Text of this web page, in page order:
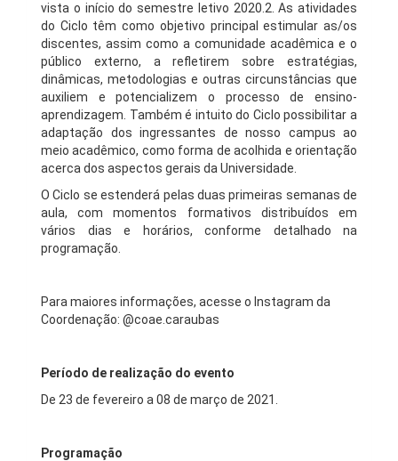
vista o início do semestre letivo 2020.2. As atividades
do Ciclo têm como objetivo principal estimular as/os
discentes, assim como a comunidade acadêmica e o
público externo, a refletirem sobre estratégias,
dinâmicas, metodologias e outras circunstâncias que
auxiliem e potencializem o processo de ensino-
aprendizagem. Também é intuito do Ciclo possibilitar a
adaptação dos ingressantes de nosso campus ao
meio acadêmico, como forma de acolhida e orientação
acerca dos aspectos gerais da Universidade.
O Ciclo se estenderá pelas duas primeiras semanas de
aula, com momentos formativos distribuídos em
vários dias e horários, conforme detalhado na
programação.
Para maiores informações, acesse o Instagram da
Coordenação: @coae.caraubas
Período de realização do evento
De 23 de fevereiro a 08 de março de 2021.
Programação